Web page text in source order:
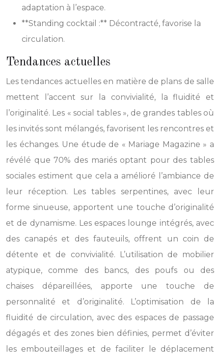
adaptation à l’espace.
**Standing cocktail :** Décontracté, favorise la
circulation.
Tendances actuelles
Les tendances actuelles en matière de plans de salle
mettent l’accent sur la convivialité, la fluidité et
l’originalité. Les « social tables », de grandes tables où
les invités sont mélangés, favorisent les rencontres et
les échanges. Une étude de « Mariage Magazine » a
révélé que 70% des mariés optant pour des tables
sociales estiment que cela a amélioré l’ambiance de
leur réception. Les tables serpentines, avec leur
forme sinueuse, apportent une touche d’originalité
et de dynamisme. Les espaces lounge intégrés, avec
des canapés et des fauteuils, offrent un coin de
détente et de convivialité. L’utilisation de mobilier
atypique, comme des bancs, des poufs ou des
chaises dépareillées, apporte une touche de
personnalité et d’originalité. L’optimisation de la
fluidité de circulation, avec des espaces de passage
dégagés et des zones bien définies, permet d’éviter
les embouteillages et de faciliter le déplacement